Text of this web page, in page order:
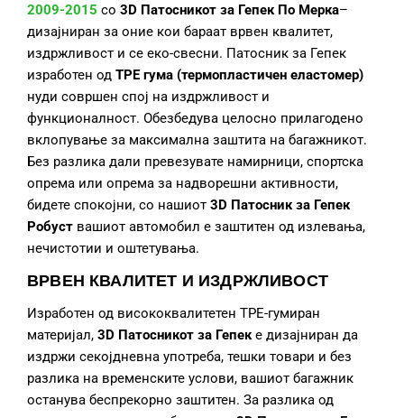
2009-2015 со 3D Патосникот за Гепек По Мерка–
дизајниран за оние кои бараат врвен квалитет,
издржливост и се еко-свесни. Патосник за Гепек
изработен од TPE гума (термопластичен еластомер)
нуди совршен спој на издржливост и
функционалност. Обезбедува целосно прилагодено
вклопување за максимална заштита на багажникот.
Без разлика дали превезувате намирници, спортска
опрема или опрема за надворешни активности,
бидете спокојни, со нашиот 3D Патосник за Гепек
Робуст вашиот автомобил е заштитен од излевања,
нечистотии и оштетувања.
ВРВЕН КВАЛИТЕТ И ИЗДРЖЛИВОСТ
Изработен од висококвалитетен TPE-гумиран
материјал, 3D Патосникот за Гепеке дизајниран да
издржи секојдневна употреба, тешки товари и без
разлика на временските услови, вашиот багажник
останува беспрекорно заштитен. За разлика од